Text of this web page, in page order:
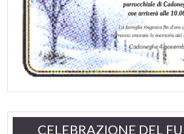
CELEBRAZIONE DEL